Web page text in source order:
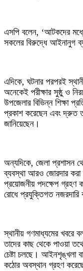
‎এসপি বলেন, ‘আটকদের মধ্যে
সকলের বিরুদ্ধে আইনানুগ
‎এদিকে, ঘটনার পরপরই
অনেকেই পরীক্ষার সুষ্ঠু ও
উপজেলার বিভিন্ন শিক্ষা
প্রকাশ করেছেন এবং দ্রুত
জানিয়েছেন।
‎অন্যদিকে, জেলা প্রশাসন
ব্যবস্থা আরও জোরদার করা
প্রয়োজনীয় পদক্ষেপ গ্রহণ
রোধে প্রযুক্তিগত নজরদারি
‎স্থানীয় গণমাধ্যমের খবরে
তাদের কাছ থেকে পাওয়া
চেষ্টা চলছে। আইনশৃঙ্খলা
কঠোর অবস্থান গ্রহণ